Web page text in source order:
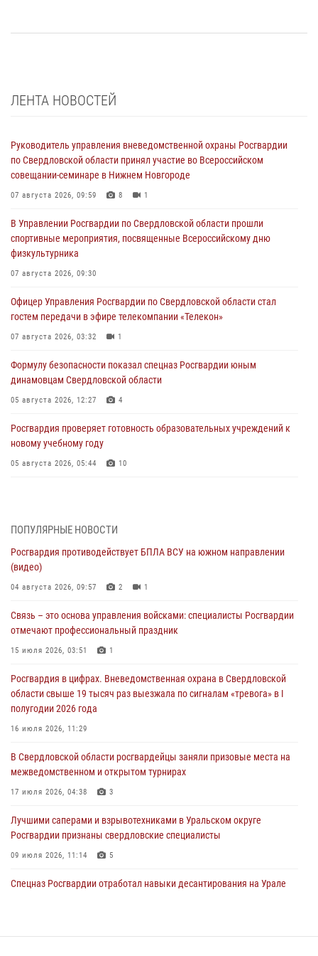
ЛЕНТА НОВОСТЕЙ
Руководитель управления вневедомственной охраны Росгвардии
по Свердловской области принял участие во Всероссийском
совещании-семинаре в Нижнем Новгороде
07 августа 2026, 09:59 8 1
В Управлении Росгвардии по Свердловской области прошли
спортивные мероприятия, посвященные Всероссийскому дню
физкультурника
07 августа 2026, 09:30
Офицер Управления Росгвардии по Свердловской области стал
гостем передачи в эфире телекомпании «Телекон»
07 августа 2026, 03:32 1
Формулу безопасности показал спецназ Росгвардии юным
динамовцам Свердловской области
05 августа 2026, 12:27 4
Росгвардия проверяет готовность образовательных учреждений к
новому учебному году
05 августа 2026, 05:44 10
04 августа 2026, 09:57 2
Росгвардия приняла участие в обеспечении безопасности Дня
города в Екатеринбурге
03 августа 2026, 07:43 3
Росгвардия приняла участие в межведомственном
антитеррористическом учении в Свердловской области
31 июля 2026, 12:27 1
Росгвардия обеспечивает безопасность граждан на южном
направлении
31 июля 2026, 06:56
рассказал об итогах работы подразделения в эфире телекомпании
«Телекон»
30 июля 2026, 11:33 1
ПОПУЛЯРНЫЕ НОВОСТИ
Росгвардия противодействует БПЛА ВСУ на южном направлении
(видео)
04 августа 2026, 09:57 2 1
Связь – это основа управления войсками: специалисты Росгвардии
отмечают профессиональный праздник
15 июля 2026, 03:51 1
Росгвардия в цифрах. Вневедомственная охрана в Свердловской
области свыше 19 тысяч раз выезжала по сигналам «тревога» в I
полугодии 2026 года
16 июля 2026, 11:29
В Свердловской области росгвардейцы заняли призовые места на
межведомственном и открытом турнирах
17 июля 2026, 04:38 3
Лучшими саперами и взрывотехниками в Уральском округе
Росгвардии признаны свердловские специалисты
09 июля 2026, 11:14 5
Спецназ Росгвардии отработал навыки десантирования на Урале